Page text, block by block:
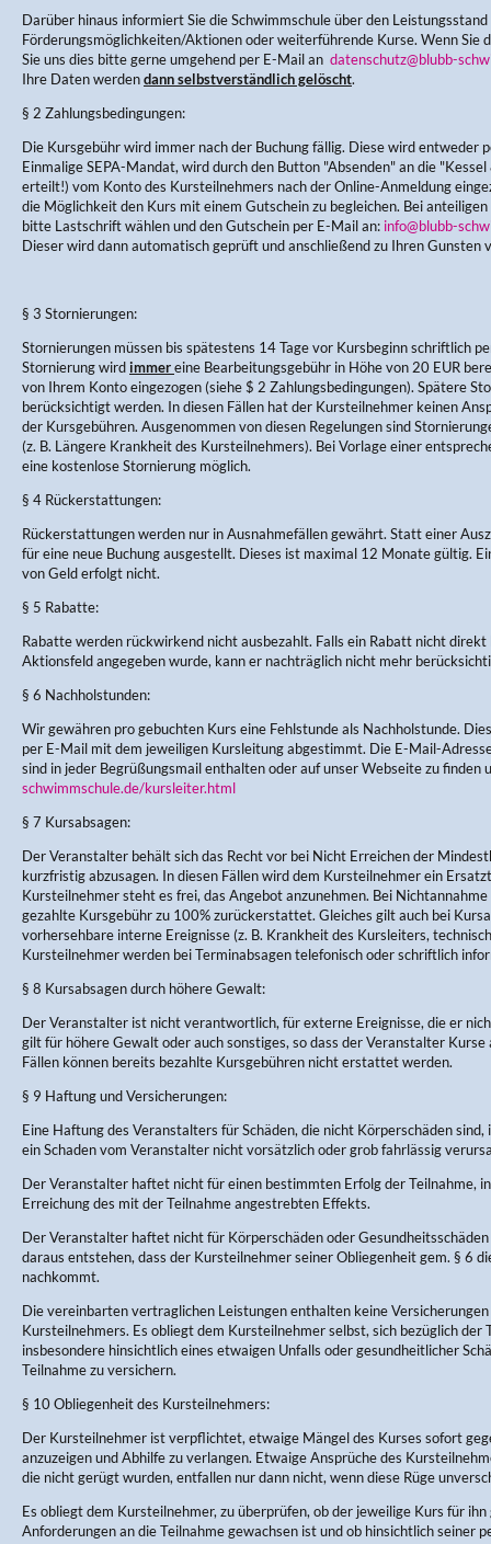
Darüber hinaus informiert Sie die Schwimmschule über den
Förderungsmöglichkeiten/Aktionen oder weiterführende Kurse. Wenn Sie
Sie uns dies bitte gerne umgehend per E-Mail an datenschutz@blubb-
Ihre Daten werdendann selbstverständlich gelöscht.
§ 2 Zahlungsbedingungen:
Die Kursgebühr wird immer nach der Buchung fällig. Diese wird entweder
Einmalige SEPA-Mandat, wird durch den Button "Absenden" an die
erteilt!) vom Konto des Kursteilnehmers nach der Online-Anmeldung
die Möglichkeit den Kurs mit einem Gutschein zu begleichen. Bei
bitte Lastschrift wählen und den Gutschein per E-Mail an: info@blubb-
Dieser wird dann automatisch geprüft und anschließend zu Ihren Gunsten
§ 3 Stornierungen:
Stornierungen müssen bis spätestens 14 Tage vor Kursbeginn schriftlich
Stornierung wirdimmereine Bearbeitungsgebühr in Höhe von 20 EUR
von Ihrem Konto eingezogen (siehe $ 2 Zahlungsbedingungen). Spätere
berücksichtigt werden. In diesen Fällen hat der Kursteilnehmer keinen
der Kursgebühren. Ausgenommen von diesen Regelungen sind
(z. B. Längere Krankheit des Kursteilnehmers). Bei Vorlage einer
eine kostenlose Stornierung möglich.
§ 4 Rückerstattungen:
Rückerstattungen werden nur in Ausnahmefällen gewährt. Statt einer
für eine neue Buchung ausgestellt. Dieses ist maximal 12 Monate gültig.
von Geld erfolgt nicht.
§ 5 Rabatte:
Rabatte werden rückwirkend nicht ausbezahlt. Falls ein Rabatt nicht direkt
Aktionsfeld angegeben wurde, kann er nachträglich nicht mehr
§ 6 Nachholstunden:
Wir gewähren pro gebuchten Kurs eine Fehlstunde als Nachholstunde.
per E-Mail mit dem jeweiligen Kursleitung abgestimmt. Die E-Mail-
sind in jeder Begrüßungsmail enthalten oder auf unser Webseite zu finden
schwimmschule.de/kursleiter.html
§ 7 Kursabsagen:
Der Veranstalter behält sich das Recht vor bei Nicht Erreichen der
kurzfristig abzusagen. In diesen Fällen wird dem Kursteilnehmer ein
Kursteilnehmer steht es frei, das Angebot anzunehmen. Bei
gezahlte Kursgebühr zu 100% zurückerstattet. Gleiches gilt auch bei
vorhersehbare interne Ereignisse (z. B. Krankheit des Kursleiters,
Kursteilnehmer werden bei Terminabsagen telefonisch oder schriftlich
§ 8 Kursabsagen durch höhere Gewalt:
Der Veranstalter ist nicht verantwortlich, für externe Ereignisse, die er
gilt für höhere Gewalt oder auch sonstiges, so dass der Veranstalter Kurse
Fällen können bereits bezahlte Kursgebühren nicht erstattet werden.
§ 9 Haftung und Versicherungen:
Eine Haftung des Veranstalters für Schäden, die nicht Körperschäden sind,
ein Schaden vom Veranstalter nicht vorsätzlich oder grob fahrlässig
Der Veranstalter haftet nicht für einen bestimmten Erfolg der Teilnahme,
Erreichung des mit der Teilnahme angestrebten Effekts.
Der Veranstalter haftet nicht für Körperschäden oder
daraus entstehen, dass der Kursteilnehmer seiner Obliegenheit gem. § 6
nachkommt.
Die vereinbarten vertraglichen Leistungen enthalten keine Versicherungen
Kursteilnehmers. Es obliegt dem Kursteilnehmer selbst, sich bezüglich der
insbesondere hinsichtlich eines etwaigen Unfalls oder gesundheitlicher
Teilnahme zu versichern.
§ 10 Obliegenheit des Kursteilnehmers:
Der Kursteilnehmer ist verpflichtet, etwaige Mängel des Kurses sofort
anzuzeigen und Abhilfe zu verlangen. Etwaige Ansprüche des
die nicht gerügt wurden, entfallen nur dann nicht, wenn diese Rüge
Es obliegt dem Kursteilnehmer, zu überprüfen, ob der jeweilige Kurs für
Anforderungen an die Teilnahme gewachsen ist und ob hinsichtlich seiner